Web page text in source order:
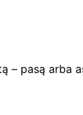
– pasą arba